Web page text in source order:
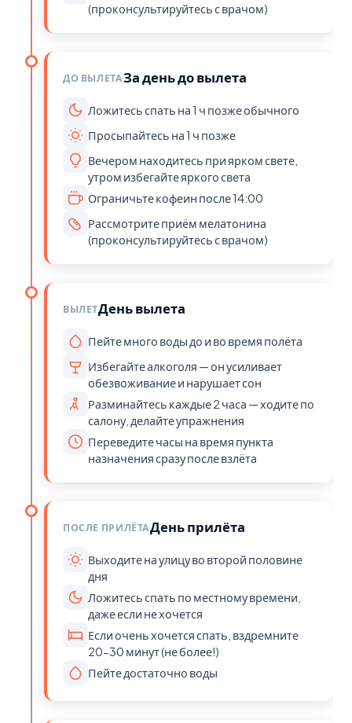
(проконсультируйтесь с врачом)
ДО ВЫЛЕТАЗа день до вылета
Ложитесь спать на 1 ч позже обычного
Просыпайтесь на 1 ч позже
Вечером находитесь при ярком свете,
утром избегайте яркого света
Ограничьте кофеин после 14:00
Рассмотрите приём мелатонина
(проконсультируйтесь с врачом)
ВЫЛЕТДень вылета
Пейте много воды до и во время полёта
Избегайте алкоголя — он усиливает
обезвоживание и нарушает сон
Разминайтесь каждые 2 часа — ходите по
салону, делайте упражнения
Переведите часы на время пункта
назначения сразу после взлёта
ПОСЛЕ ПРИЛЁТАДень прилёта
Выходите на улицу во второй половине
дня
Ложитесь спать по местному времени,
даже если не хочется
Если очень хочется спать, вздремните
20-30 минут (не более!)
Пейте достаточно воды